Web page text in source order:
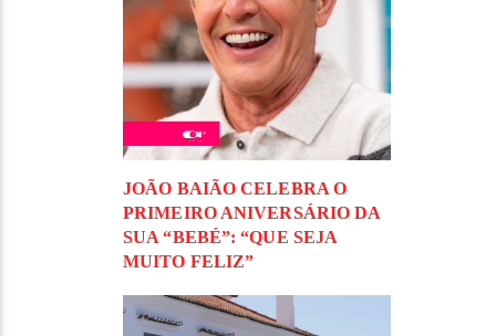
JOÃO BAIÃO CELEBRA O
PRIMEIRO ANIVERSÁRIO DA
SUA “BEBÉ”: “QUE SEJA
MUITO FELIZ”